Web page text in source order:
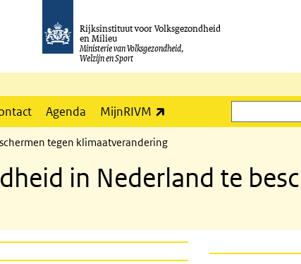
Rijksinstituut voor Volksgezondheid
en Milieu
Ministerie van Volksgezondheid,
Welzijn en Sport
Agenda MijnRIVM
Zoeken
tegen klimaatverandering
in Nederland te